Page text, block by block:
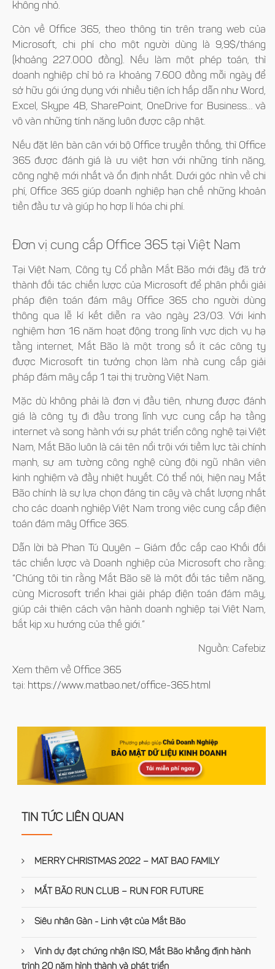
không nhỏ.
Còn về Office 365, theo thông tin trên trang web của
Microsoft, chi phí cho một người dùng là 9,9$/tháng
(khoảng 227.000 đồng). Nếu làm một phép toán, thì
doanh nghiệp chỉ bỏ ra khoảng 7.600 đồng mỗi ngày để
sở hữu gói ứng dụng với nhiều tiện ích hấp dẫn như Word,
Excel, Skype 4B, SharePoint, OneDrive for Business… và
vô vàn những tính năng luôn được cập nhật.
Nếu đặt lên bàn cân với bộ Office truyền thống, thì Office
365 được đánh giá là ưu việt hơn với những tính năng,
công nghệ mới nhất và ổn định nhất. Dưới góc nhìn về chi
phí, Office 365 giúp doanh nghiệp hạn chế những khoản
tiền đầu tư và giúp họ hợp lí hóa chi phí.
Đơn vị cung cấp Office 365 tại Việt Nam
Tại Việt Nam, Công ty Cổ phần Mắt Bão mới đây đã trở
thành đối tác chiến lược của Microsoft để phân phối giải
pháp điện toán đám mây Office 365 cho người dùng
thông qua lễ kí kết diễn ra vào ngày 23/03. Với kinh
nghiệm hơn 16 năm hoạt động trong lĩnh vực dịch vụ hạ
tầng internet, Mắt Bão là một trong số ít các công ty
được Microsoft tin tưởng chọn làm nhà cung cấp giải
pháp đám mây cấp 1 tại thị trường Việt Nam.
Mặc dù không phải là đơn vị đầu tiên, nhưng được đánh
giá là công ty đi đầu trong lĩnh vực cung cấp hạ tầng
internet và song hành với sự phát triển công nghệ tại Việt
Nam, Mắt Bão luôn là cái tên nổi trội với tiềm lực tài chính
mạnh, sự am tường công nghệ cùng đội ngũ nhân viên
kinh nghiệm và đầy nhiệt huyết. Có thể nói, hiện nay Mắt
Bão chính là sự lựa chọn đáng tin cậy và chất lượng nhất
cho các doanh nghiệp Việt Nam trong việc cung cấp điện
toán đám mây Office 365.
Dẫn lời bà Phan Tú Quyên – Giám đốc cấp cao Khối đối
tác chiến lược và Doanh nghiệp của Microsoft cho rằng:
“Chúng tôi tin rằng Mắt Bão sẽ là một đối tác tiềm năng,
cùng Microsoft triển khai giải pháp điện toán đám mây,
giúp cải thiện cách vận hành doanh nghiệp tại Việt Nam,
bắt kịp xu hướng của thế giới.”
Nguồn: Cafebiz
Xem thêm về Office 365
tại: https://www.matbao.net/office-365.html
TIN TỨC LIÊN QUAN
MERRY CHRISTMAS 2022 – MAT BAO FAMILY
MẮT BÃO RUN CLUB – RUN FOR FUTURE
Siêu nhân Gàn - Linh vật của Mắt Bão
Vinh dự đạt chứng nhận ISO, Mắt Bão khẳng định hành
trình 20 năm hình thành và phát triển